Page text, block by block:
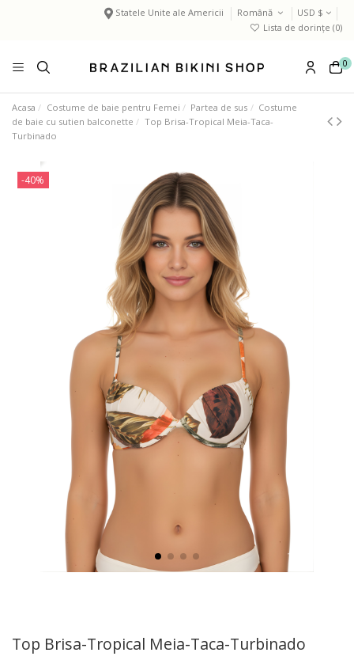
Statele Unite ale Americii Română
USD $
Lista de dorințe (0)
0
Acasa Costume de baie pentru Femei Partea de sus
Costume
de baie cu sutien balconette
Top Brisa-Tropical Meia-Taca-
Turbinado
-40%
Top Brisa-Tropical Meia-Taca-Turbinado